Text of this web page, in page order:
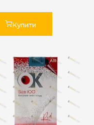
Купити